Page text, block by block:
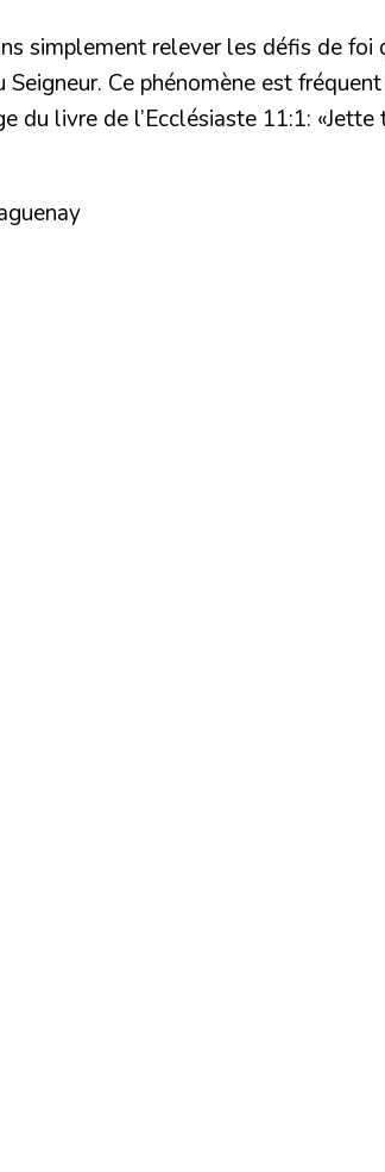
simplement relever les défis de
Ce phénomène est
du livre de l’Ecclésiaste 11:1: